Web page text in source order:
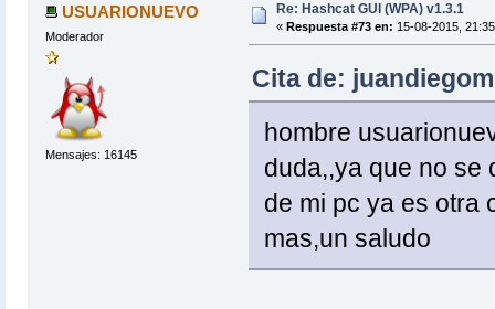
USUARIONUEVO
Moderador
Mensajes: 16145
Re: Hashcat GUI (WPA) v1.3.1
« Respuesta #73 en: 15-08-2015,
Cita de:
hombre
duda,,ya que no se
de mi pc ya es otra
mas,un saludo